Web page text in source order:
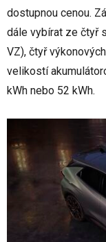
dostupnou cenou.
dále vybírat ze čtyř
VZ), čtyř
velikostí
kWh nebo 52 kWh.